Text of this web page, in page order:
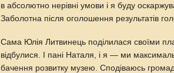
в абсолютно нерівні умови і я буду
Заболотна після оголошення результатів
Сама Юлія Литвинець поділилася своїми
відбулися. І пані Наталя, і я — ми
бачення розвитку музею. Сподіваюсь